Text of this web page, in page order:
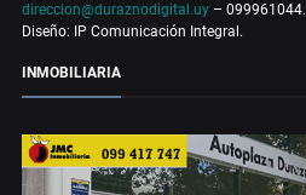
direccion@duraznodigital.uy – 099961044.
Diseño: IP Comunicación Integral.
INMOBILIARIA